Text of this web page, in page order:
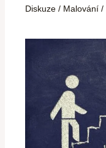
Diskuze / Malování /